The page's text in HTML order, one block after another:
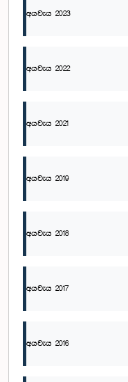
අයවැය 2023
අයවැය 2022
අයවැය 2021
අයවැය 2019
අයවැය 2018
අයවැය 2017
අයවැය 2016